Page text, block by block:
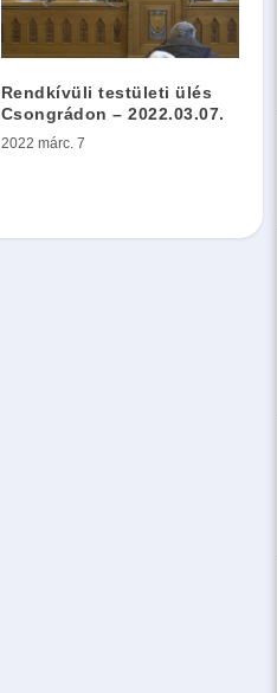
Rendkívüli testületi ülés
Csongrádon – 2022.03.07.
2022 márc. 7